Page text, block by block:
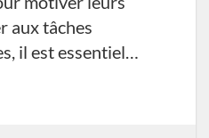
aux tâches
il est essentiel…